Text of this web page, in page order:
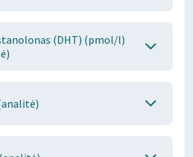
(DHT) (pmol/l)